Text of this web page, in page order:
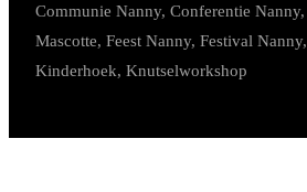
Communie Nanny, Conferentie Nanny,
Mascotte, Feest Nanny, Festival Nanny,
Kinderhoek, Knutselworkshop